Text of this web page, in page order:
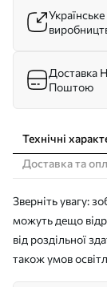
Українське
Доставка
Поштою
Технічні
Доставка та
Зверніть увагу:
можуть дещо
від роздільної
також умов